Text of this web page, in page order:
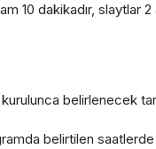
10 dakikadır, slaytlar
belirlenecek
belirtilen saatlerde